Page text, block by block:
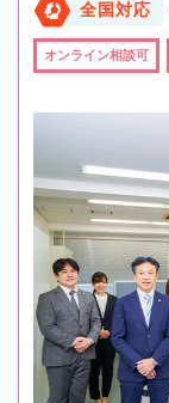
全国対応
オンライン相談可